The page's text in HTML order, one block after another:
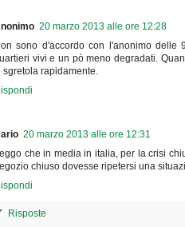
20 marzo 2013 alle ore 12:28
sono d'accordo con l'anonimo
vivi e un pò meno degradati.
sgretola rapidamente.
20 marzo 2013 alle ore 12:31
che in media in italia, per la crisi
chiuso dovesse ripetersi una
Risposte